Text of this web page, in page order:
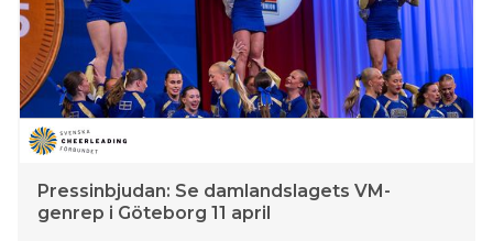
Pressinbjudan: Se damlandslagets VM-
genrep i Göteborg 11 april